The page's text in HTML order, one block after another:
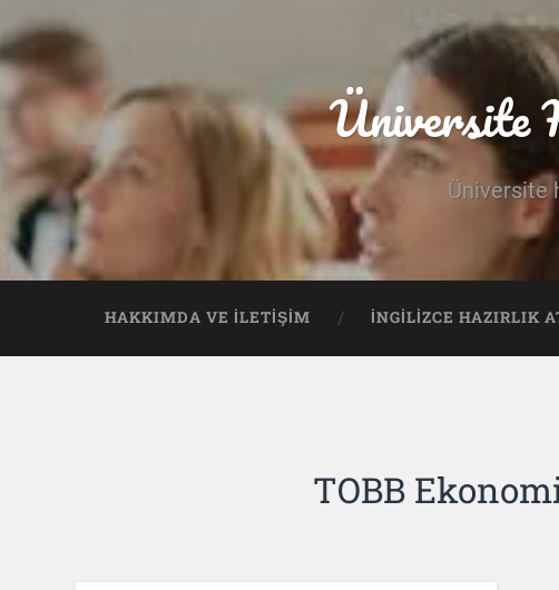
Üniversite
Üniversite
HAKKIMDA VE İLETIŞIM İNGILIZCE HAZIRLIK
TOBB